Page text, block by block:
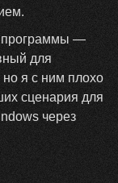
программы —
для
я с ним плохо
сценария для
через